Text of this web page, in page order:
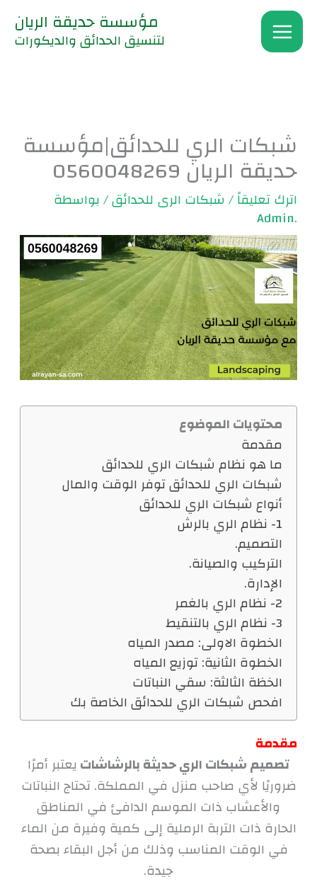
تخطي
المحتوى
مؤسسة حديقة الريان
لتنسيق الحدائق والديكورات
شبكات الري للحدائق|مؤسسة
حديقة الريان 0560048269
اترك تعليقاً/شبكات الرى للحدائق/ بواسطة
.Admin
محتويات الموضوع
مقدمة
ما هو نظام شبكات الري للحدائق
شبكات الري للحدائق توفر الوقت والمال
أنواع شبكات الري للحدائق
1- نظام الري بالرش
التصميم.
التركيب والصيانة.
الإدارة.
2- نظام الري بالغمر
3- نظام الري بالتنقيط
الخطوة الاولى: مصدر المياه
الخطوة الثانية: توزيع المياه
الخظة الثالثة: سقي النباتات
افحص شبكات الري للحدائق الخاصة بك
مقدمة
تصميم شبكات الري حديثة بالرشاشات يعتبر أمرًا
ضروريًا لأي صاحب منزل في المملكة. تحتاج النباتات
والأعشاب ذات الموسم الدافئ في المناطق
الحارة ذات التربة الرملية إلى كمية وفيرة من الماء
في الوقت المناسب وذلك من أجل البقاء بصحة
جيدة.